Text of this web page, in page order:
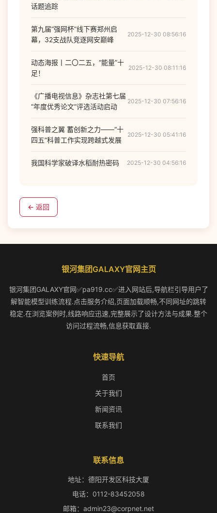
话题追踪
第九届“强网杯”线下赛郑州启
幕，32支战队竞逐网安巅峰
2025-12-30 08:56:16
动态海报丨二〇二五，“能量”十
足！
2025-12-30 08:11:16
《广播电视信息》杂志社第七届
“年度优秀论文”评选活动启动
2025-12-30 07:56:16
强科普之翼 蓄创新之力——“十
四五”科普工作实现跨越式发展
2025-12-30 05:41:16
我国科学家破译水稻耐热密码 2025-12-30 04:56:16
← 返回
银河集团GALAXY官网主页
银河集团GALAXY官网✅pa919.cc✅进入网站后,导航栏引导用户了
解智能模型训练流程.点击服务介绍,页面加载顺畅,不同网址的跳转
稳定.在浏览案例时,线路响应迅速,完整展示了设计方法与成果.整个
访问过程流畅,信息获取直接.
快速导航
首页
关于我们
新闻资讯
联系我们
联系信息
地址：德阳开发区科技大厦
电话：0112-83452058
邮箱：admin23@corpnet.net